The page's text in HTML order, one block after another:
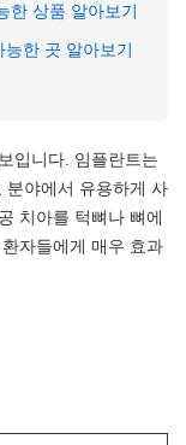
한 상품 알아보기
한 곳 알아보기
입니다. 임플란트는
분야에서 유용하게 사
치아를 턱뼈나 뼈에
자들에게 매우 효과